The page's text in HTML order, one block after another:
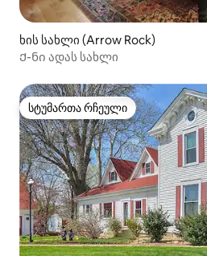
ხის სახლი (Arrow Rock)
Ქ-ნი ადას სახლი
სტუმართა რჩეული
სტუმართა რჩეული